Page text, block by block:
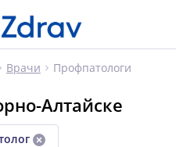
Врачи Профпатологи
Алтайске